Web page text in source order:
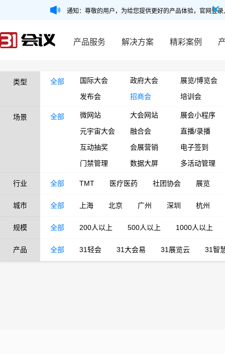
通知：尊敬的用户，为给您提供更好的产品体验，官网登
产品服务 解决方案 精彩案例
类型 全部 国际大会 政府大会
展览/博览会
发布会
招商会 培训会
场景 全部 微网站 大会网站
展会小程序
元宇宙大会
融合会
直播/录播
互动抽奖
会展营销
电子签到
门禁管理
数据大屏 多活动管理
行业 全部 TMT 医疗医药 社团协会 展览
城市 全部 上海 北京 广州 深圳 杭州
规模 全部 200人以上 500人以上 1000人以上
产品 全部 31轻会 31大会易 31展览云 31智